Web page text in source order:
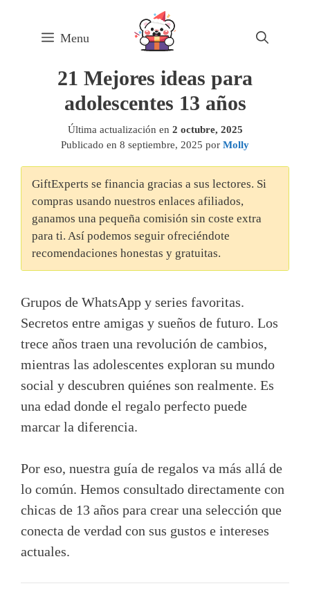
Menu
21 Mejores ideas para
adolescentes 13 años
Última actualización en 2 octubre, 2025
Publicado en 8 septiembre, 2025 por Molly
GiftExperts se financia gracias a sus lectores. Si
compras usando nuestros enlaces afiliados,
ganamos una pequeña comisión sin coste extra
para ti. Así podemos seguir ofreciéndote
recomendaciones honestas y gratuitas.
Grupos de WhatsApp y series favoritas.
Secretos entre amigas y sueños de futuro. Los
trece años traen una revolución de cambios,
mientras las adolescentes exploran su mundo
social y descubren quiénes son realmente. Es
una edad donde el regalo perfecto puede
marcar la diferencia.
Por eso, nuestra guía de regalos va más allá de
lo común. Hemos consultado directamente con
chicas de 13 años para crear una selección que
conecta de verdad con sus gustos e intereses
actuales.